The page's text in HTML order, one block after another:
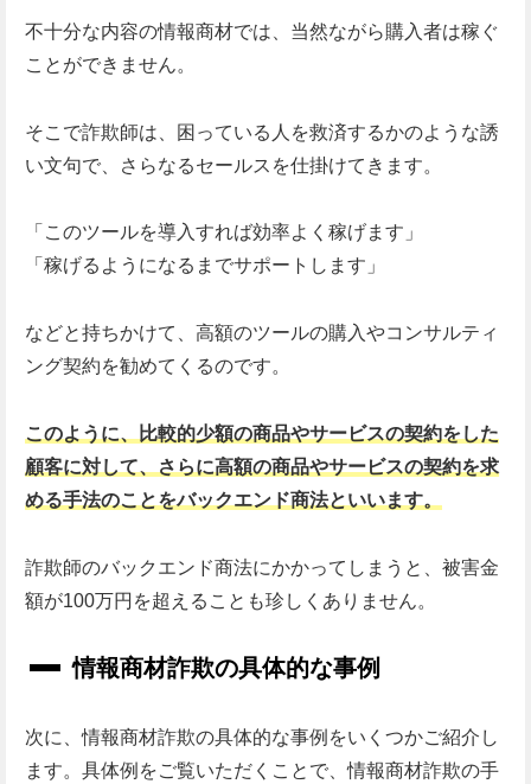
不十分な内容の情報商材では、当然ながら購入者は稼ぐ
ことができません。
そこで詐欺師は、困っている人を救済するかのような誘
い文句で、さらなるセールスを仕掛けてきます。
「このツールを導入すれば効率よく稼げます」
「稼げるようになるまでサポートします」
などと持ちかけて、高額のツールの購入やコンサルティ
ング契約を勧めてくるのです。
このように、比較的少額の商品やサービスの契約をした
顧客に対して、さらに高額の商品やサービスの契約を求
める手法のことをバックエンド商法といいます。
詐欺師のバックエンド商法にかかってしまうと、被害金
額が100万円を超えることも珍しくありません。
情報商材詐欺の具体的な事例
次に、情報商材詐欺の具体的な事例をいくつかご紹介し
ます。具体例をご覧いただくことで、情報商材詐欺の手